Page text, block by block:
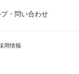
・問い合わせ
用情報